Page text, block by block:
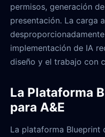
permisos, generación
presentación. La carga
implementación de IA
diseño y el trabajo con
La Plataforma
para A&E
La plataforma Blueprint